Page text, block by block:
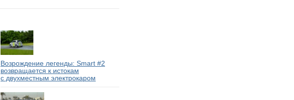
Возрождение легенды: Smart #2
возвращается к истокам
с двухместным электрокаром